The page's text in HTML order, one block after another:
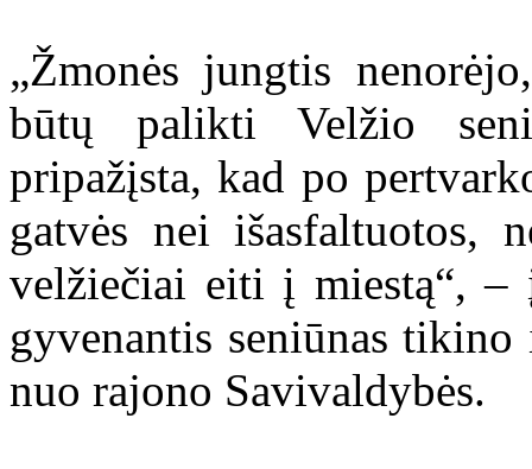
„Žmonės jungtis
būtų palikti Velžio
pripažįsta, kad po
gatvės nei išasfaltuotos,
velžiečiai eiti į miestą“, –
gyvenantis seniūnas
nuo rajono Savivaldybės.